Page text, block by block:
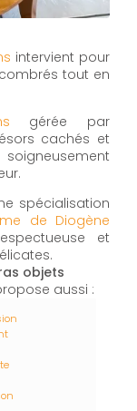
intervient pour
tout en
gérée par
cachés et
spécialisation
de Diogène
et
objets
aussi :